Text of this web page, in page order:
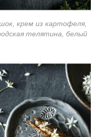
крем из картофеля,
телятина, белый